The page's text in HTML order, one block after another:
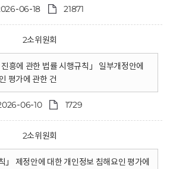
06-18 21871
2소위원회
진흥에 관한 법률 시행규칙」 일부개정안에
평가에 관한 건
06-10 1729
2소위원회
」 제정안에 대한 개인정보 침해요인 평가에